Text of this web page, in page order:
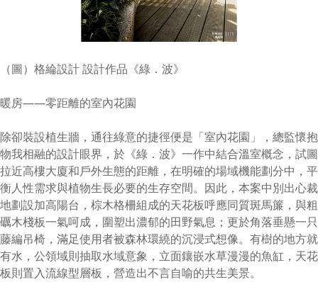
（圖）格綸設計 設計作品《綠．波》
暖房——零距離的室內花園
除卻裝設植生牆，通往綠意的捷徑便是「室內花園」，總監懷抱
物我相融的設計眼界，於《綠．波》一作中結合溫室概念，試圖
拉近高樓大廈和戶外生態的距離，在明確的場域機能劃分中，平
衡人性需求與植物生長必要的生存空間。因此，本案中別出心裁
地劃設加高陽台，棕木格柵組成的天花板呼應同質斑馬簾，與粗
礪木棧板一氣呵成，圍塑出濃郁的田野氣息；更於角落垂懸一只
藤編吊椅，滿足使用者被森林環繞的沉浸式想像。有樹的地方就
有水，公領域則抽取水域意象，立面鑲嵌水草漫漫的魚缸，天花
板則置入流線型層板，營造出不言自喻的共生美景。